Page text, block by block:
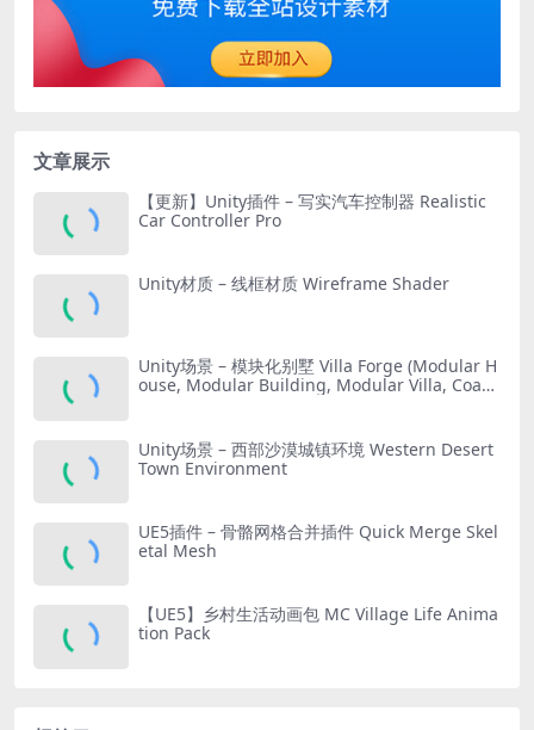
文章展示
【更新】Unity插件 – 写实汽车控制器 Realistic
Car Controller Pro
Unity材质 – 线框材质 Wireframe Shader
Unity场景 – 模块化别墅 Villa Forge (Modular H
ouse, Modular Building, Modular Villa, Coast
Unity场景 – 西部沙漠城镇环境 Western Desert
Town Environment
UE5插件 – 骨骼网格合并插件 Quick Merge Skel
etal Mesh
【UE5】乡村生活动画包 MC Village Life Anima
tion Pack